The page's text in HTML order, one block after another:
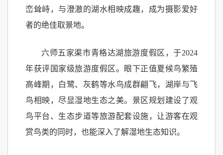
峦耸峙，与澄澈的湖水相映成趣，成为摄影爱好
者的绝佳取景地。
六师五家渠市青格达湖旅游度假区，于2024
年获评国家级旅游度假区。眼下正值夏候鸟繁殖
高峰期，白鹭、灰鹤等水鸟成群翩飞，湖岸与飞
鸟相映，尽显湿地生态之美。景区规划建设了观
鸟平台、生态步道等旅游配套设施，让游客在观
赏鸟类的同时，也能深入了解湿地生态知识。